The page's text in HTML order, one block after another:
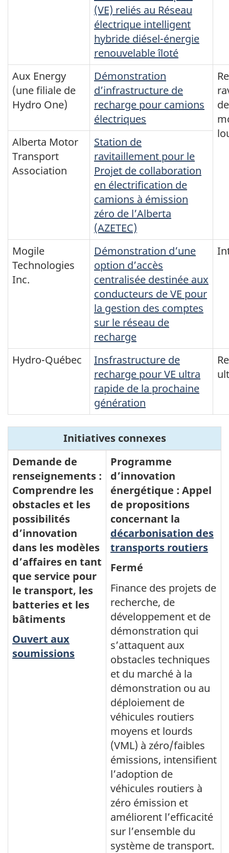
(VE) reliés au Réseau
électrique intelligent
hybride diésel-énergie
renouvelable îloté
Aux Energy
(une filiale de
Hydro One)
Démonstration
d’infrastructure de
recharge pour camions
électriques
Alberta Motor
Transport
Association
Station de
ravitaillement pour le
Projet de collaboration
en électrification de
camions à émission
zéro de l’Alberta
(AZETEC)
Mogile
Technologies
Inc.
Démonstration d’une
option d’accès
centralisée destinée aux
conducteurs de VE pour
la gestion des comptes
sur le réseau de
recharge
Hydro-Québec
Insfrastructure de
recharge pour VE ultra
rapide de la prochaine
génération
Initiatives connexes
Demande de
renseignements :
Comprendre les
obstacles et les
possibilités
d’innovation
dans les modèles
d’affaires en tant
que service pour
le transport, les
batteries et les
bâtiments
Ouvert aux
soumissions
Programme
d’innovation
énergétique : Appel
de propositions
concernant la
décarbonisation des
transports routiers
Fermé
Finance des projets de
recherche, de
développement et de
démonstration qui
s’attaquent aux
obstacles techniques
et du marché à la
démonstration ou au
déploiement de
véhicules routiers
moyens et lourds
(VML) à zéro/faibles
émissions, intensifient
l’adoption de
véhicules routiers à
zéro émission et
améliorent l’efficacité
sur l’ensemble du
système de transport.